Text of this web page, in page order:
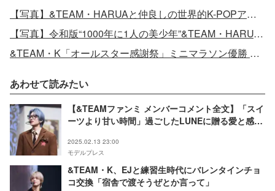
【写真】&TEAM・HARUAと仲良しの世界的K-POPアイドル 日本で食事も
【写真】令和版“1000年に1人の美少年”&TEAM・HARUAって？世界で話題
&TEAM・K「オールスター感謝祭」ミニマラソン優勝 原晋監督の“スカウト候補”だった
あわせて読みたい
【&TEAMファンミ メンバーコメント全文】「スイ
ーツより甘い時間」過ごしたLUNEに贈る愛と感謝
い」
2025.02.13 23:00
モデルプレス
&TEAM・K、EJと練習生時代にバレンタインチョ
コ交換「宿舎で渡そうぜとか言って」